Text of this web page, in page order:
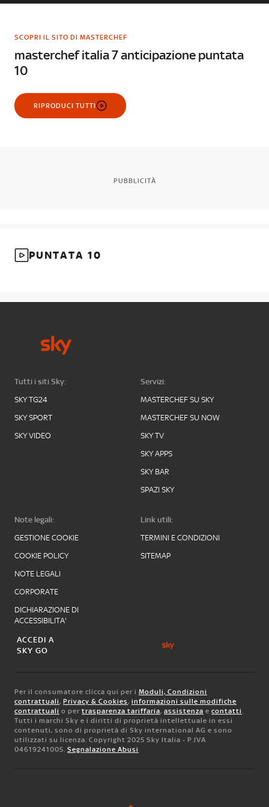
SCOPRI IL SITO DI MASTERCHEF
masterchef italia 7 anticipazione puntata
10
RIPRODUCI TUTTI
PUBBLICITÀ
PUNTATA 10
Tutti i siti Sky:
SKY TG24
SKY SPORT
SKY VIDEO
Servizi:
MASTERCHEF SU SKY
MASTERCHEF SU NOW
SKY TV
SKY APPS
SKY BAR
SPAZI SKY
Note legali:
GESTIONE COOKIE
COOKIE POLICY
NOTE LEGALI
CORPORATE
DICHIARAZIONE DI
ACCESSIBILITA'
Link utili:
TERMINI E CONDIZIONI
SITEMAP
ACCEDI A
SKY GO
Per il consumatore clicca qui per i Moduli, Condizioni
contrattuali, Privacy & Cookies, informazioni sulle modifiche
contrattuali o per trasparenza tariffaria, assistenza e contatti.
Tutti i marchi Sky e i diritti di proprietà intellettuale in essi
contenuti, sono di proprietà di Sky international AG e sono
utilizzati su licenza. Copyright 2025 Sky Italia - P.IVA
04619241005. Segnalazione Abusi